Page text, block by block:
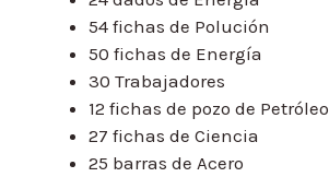
54 fichas de Polución
50 fichas de Energía
30 Trabajadores
12 fichas de pozo de Petróleo
27 fichas de Ciencia
25 barras de Acero